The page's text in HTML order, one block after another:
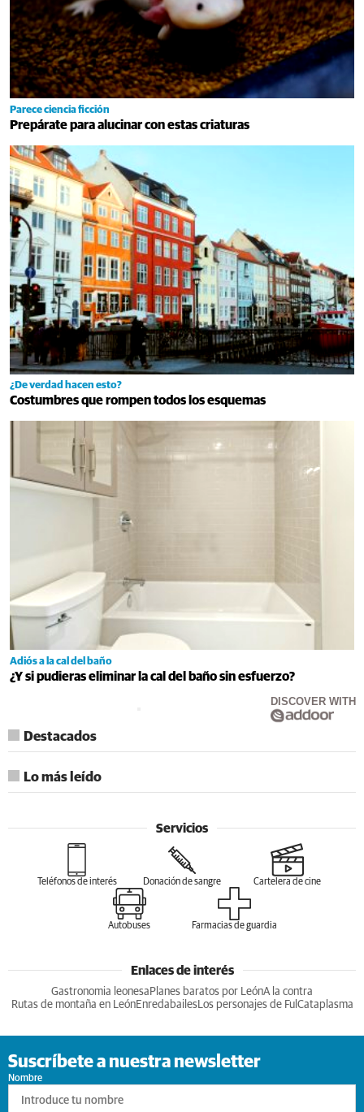
Parece ciencia ficción
Prepárate para alucinar con estas criaturas
¿De verdad hacen esto?
Costumbres que rompen todos los esquemas
Adiós a la cal del baño
¿Y si pudieras eliminar la cal del baño sin esfuerzo?
DISCOVER WITH
Destacados
Lo más leído
Servicios
Teléfonos de interés Donación de sangre Cartelera de cine
Autobuses Farmacias de guardia
Enlaces de interés
Gastronomia leonesa Planes baratos por LeónA la contra
Rutas de montaña en LeónEnredabailesLos personajes de Ful Cataplasma
Suscríbete a nuestra newsletter
Nombre